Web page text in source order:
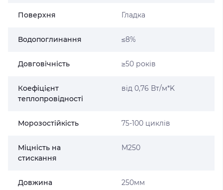
Поверхня Гладка
Водопоглинання ≤8%
Довговічність ≥50 років
Коефіцієнт
теплопровідності
від 0,76 Вт/м*K
Морозостійкість 75-100 циклів
Міцність на
стискання
М250
Довжина 250мм